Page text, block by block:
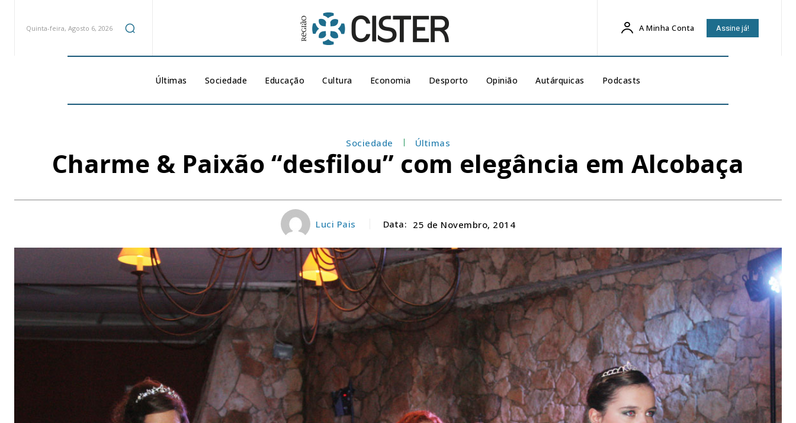
Quinta-feira, Agosto 6, 2026 A Minha Conta Assine já!
Últimas Sociedade Educação Cultura Economia Desporto Opinião Autárquicas Podcasts
Sociedade Últimas
Charme & Paixão “desfilou” com elegância em Alcobaça
Luci Pais Data: 25 de Novembro, 2014